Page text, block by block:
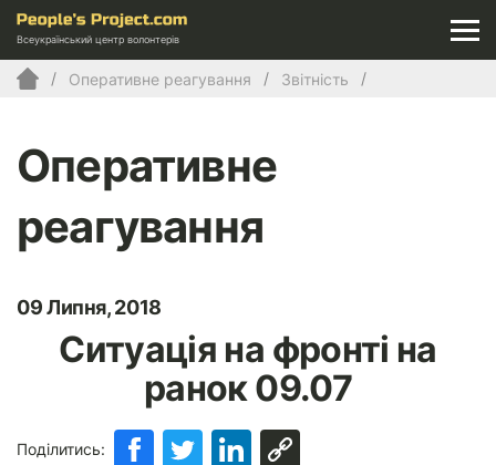
Всеукраїнський центр волонтерів
Оперативне реагування Звітність
Оперативне
реагування
09 Липня, 2018
Ситуація на фронті на
ранок 09.07
Поділитись: